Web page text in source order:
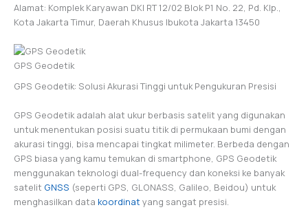
Alamat: Komplek Karyawan DKI RT 12/02 Blok P1 No. 22, Pd. Klp.,
Kota Jakarta Timur, Daerah Khusus Ibukota Jakarta 13450
GPS Geodetik
GPS Geodetik: Solusi Akurasi Tinggi untuk Pengukuran Presisi
GPS Geodetik adalah alat ukur berbasis satelit yang digunakan
untuk menentukan posisi suatu titik di permukaan bumi dengan
akurasi tinggi, bisa mencapai tingkat milimeter. Berbeda dengan
GPS biasa yang kamu temukan di smartphone, GPS Geodetik
menggunakan teknologi dual-frequency dan koneksi ke banyak
satelit GNSS (seperti GPS, GLONASS, Galileo, Beidou) untuk
menghasilkan data koordinatyang sangat presisi.